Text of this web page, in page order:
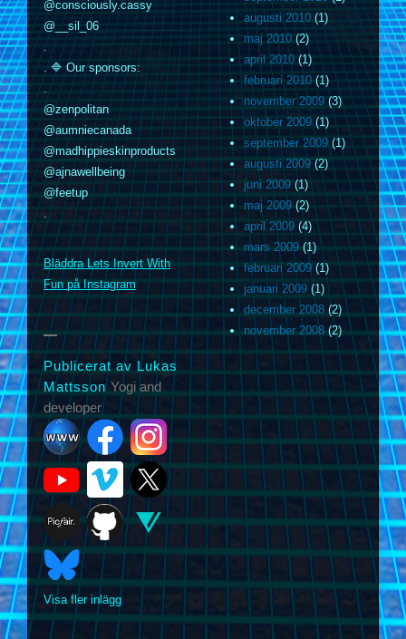
@consciously.cassy
@__sil_06
.
. 🔷 Our sponsors:
@zenpolitan
@aumniecanada
@madhippieskinproducts
@ajnawellbeing
@feetup
Bläddra Lets Invert With
Fun på Instagram
Publicerat av Lukas
Mattsson Yogi and
developer
Visa fler inlägg
augusti 2010(1)
maj 2010 (2)
april 2010 (1)
februari 2010(1)
november 2009 (3)
oktober 2009(1)
september 2009(1)
augusti 2009(2)
juni 2009 (1)
maj 2009 (2)
april 2009 (4)
mars 2009(1)
februari 2009(1)
januari 2009 (1)
december 2008 (2)
november 2008(2)